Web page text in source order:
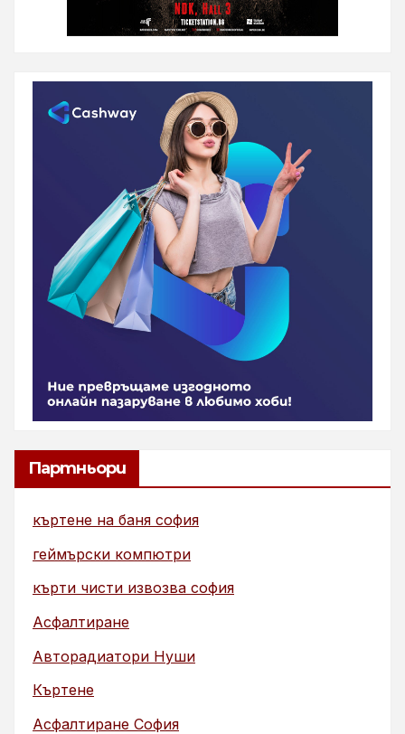
Партньори
къртене на баня софия
геймърски компютри
кърти чисти извозва софия
Асфалтиране
Авторадиатори Нуши
Къртене
Асфалтиране София